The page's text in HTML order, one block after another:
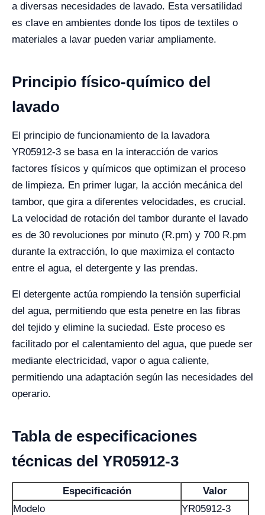
a diversas necesidades de lavado. Esta versatilidad
es clave en ambientes donde los tipos de textiles o
materiales a lavar pueden variar ampliamente.
Principio físico-químico del
lavado
El principio de funcionamiento de la lavadora
YR05912-3 se basa en la interacción de varios
factores físicos y químicos que optimizan el proceso
de limpieza. En primer lugar, la acción mecánica del
tambor, que gira a diferentes velocidades, es crucial.
La velocidad de rotación del tambor durante el lavado
es de 30 revoluciones por minuto (R.pm) y 700 R.pm
durante la extracción, lo que maximiza el contacto
entre el agua, el detergente y las prendas.
El detergente actúa rompiendo la tensión superficial
del agua, permitiendo que esta penetre en las fibras
del tejido y elimine la suciedad. Este proceso es
facilitado por el calentamiento del agua, que puede ser
mediante electricidad, vapor o agua caliente,
permitiendo una adaptación según las necesidades del
operario.
Tabla de especificaciones
técnicas del YR05912-3
Especificación
Valor
Modelo
YR05912-3